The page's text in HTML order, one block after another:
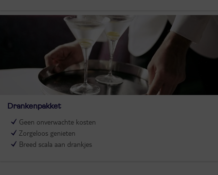
Drankenpakket
Geen onverwachte kosten
Zorgeloos genieten
Breed scala aan drankjes